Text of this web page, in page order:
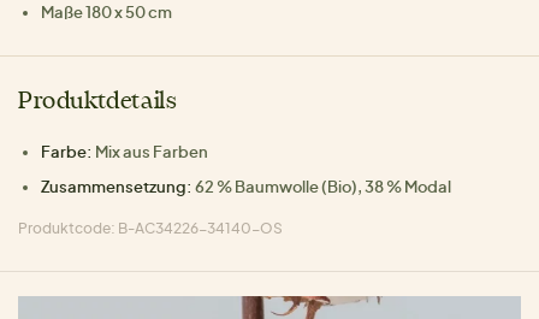
Maße 180 x 50 cm
Produktdetails
Farbe: Mix aus Farben
Zusammensetzung: 62 % Baumwolle (Bio), 38 % Modal
Produktcode: B-AC34226-34140-OS